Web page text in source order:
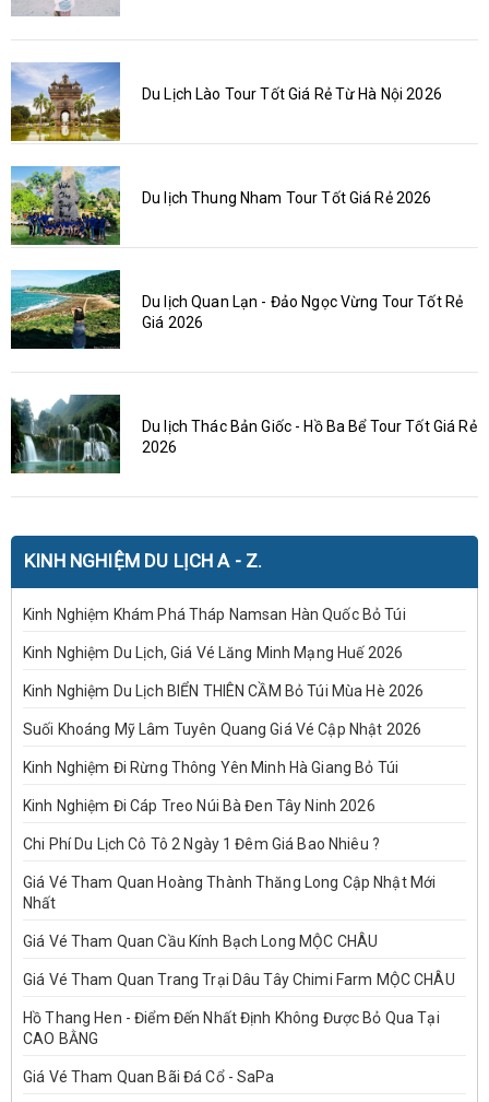
Du Lịch Lào Tour Tốt Giá Rẻ Từ Hà Nội 2026
Du lịch Thung Nham Tour Tốt Giá Rẻ 2026
Du lịch Quan Lạn - Đảo Ngọc Vừng Tour Tốt Rẻ
Giá 2026
Du lịch Thác Bản Giốc - Hồ Ba Bể Tour Tốt Giá Rẻ
2026
KINH NGHIỆM DU LỊCH A - Z.
Kinh Nghiệm Khám Phá Tháp Namsan Hàn Quốc Bỏ Túi
Kinh Nghiệm Du Lịch, Giá Vé Lăng Minh Mạng Huế 2026
Kinh Nghiệm Du Lịch BIỂN THIÊN CẦM Bỏ Túi Mùa Hè 2026
Suối Khoáng Mỹ Lâm Tuyên Quang Giá Vé Cập Nhật 2026
Kinh Nghiệm Đi Rừng Thông Yên Minh Hà Giang Bỏ Túi
Kinh Nghiệm Đi Cáp Treo Núi Bà Đen Tây Ninh 2026
Chi Phí Du Lịch Cô Tô 2 Ngày 1 Đêm Giá Bao Nhiêu ?
Giá Vé Tham Quan Hoàng Thành Thăng Long Cập Nhật Mới
Nhất
Giá Vé Tham Quan Cầu Kính Bạch Long MỘC CHÂU
Giá Vé Tham Quan Trang Trại Dâu Tây Chimi Farm MỘC CHÂU
Hồ Thang Hen - Điểm Đến Nhất Định Không Được Bỏ Qua Tại
CAO BẰNG
Giá Vé Tham Quan Bãi Đá Cổ - SaPa